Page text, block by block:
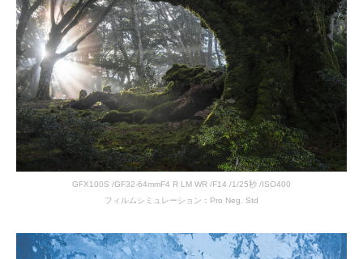
GFX100S /GF32-64mmF4 R LM WR /F14 /1/25秒 /ISO400
フィルムシミュレーション：Pro Neg. Std